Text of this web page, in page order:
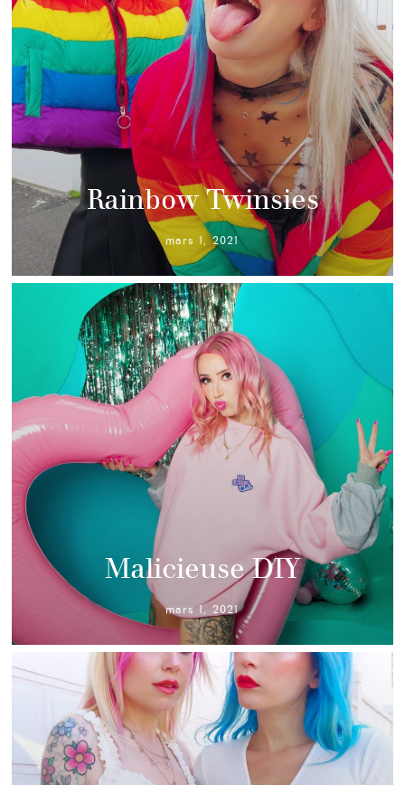
Rainbow Twinsies
mars 1, 2021
Malicieuse DIY
mars 1, 2021